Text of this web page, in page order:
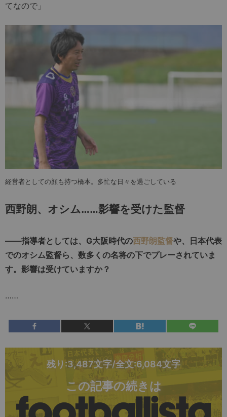
てなので」
経営者としての顔も持つ橋本。多忙な日々を過ごしている
西野朗、オシム……影響を受けた監督
――指導者としては、G大阪時代の西野朗監督や、日本代表
でのオシム監督ら、数多くの名将の下でプレーされていま
す。影響は受けていますか？
……
残り:3,487文字/全文:6,084文字
この記事の続きは